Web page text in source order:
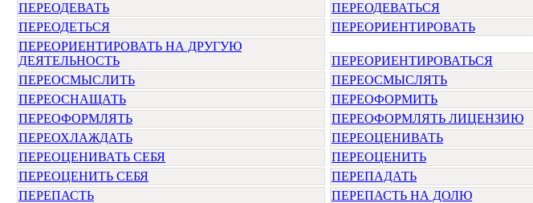
ПЕРЕОДЕВАТЬ
ПЕРЕОДЕВАТЬСЯ
ПЕРЕОДЕТЬСЯ
ПЕРЕОРИЕНТИРОВАТЬ
ПЕРЕОРИЕНТИРОВАТЬ НА ДРУГУЮ
ДЕЯТЕЛЬНОСТЬ
ПЕРЕОРИЕНТИРОВАТЬСЯ
ПЕРЕОСМЫСЛИТЬ
ПЕРЕОСМЫСЛЯТЬ
ПЕРЕОСНАЩАТЬ
ПЕРЕОФОРМИТЬ
ПЕРЕОФОРМЛЯТЬ
ПЕРЕОФОРМЛЯТЬ ЛИЦЕНЗИЮ
ПЕРЕОХЛАЖДАТЬ
ПЕРЕОЦЕНИВАТЬ
ПЕРЕОЦЕНИВАТЬ СЕБЯ
ПЕРЕОЦЕНИТЬ
ПЕРЕОЦЕНИТЬ СЕБЯ
ПЕРЕПАДАТЬ
ПЕРЕПАСТЬ
ПЕРЕПАСТЬ НА ДОЛЮ